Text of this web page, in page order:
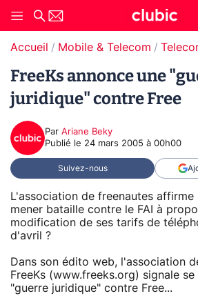
Accueil Mobile & Telecom
FreeKs annonce une
juridique" contre Free
Par Ariane Beky
Publié le 24 mars 2005 à 00h00
Suivez-nous
L'association de freenautes affirme
mener bataille contre le FAI à
modification de ses tarifs de
d'avril ?
Dans son édito web, l'association
FreeKs (www.freeks.org) signale
"guerre juridique" contre Free...